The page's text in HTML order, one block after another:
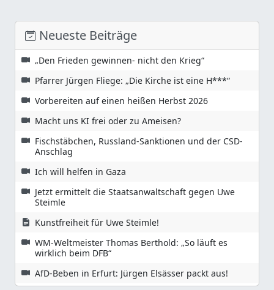
Neueste Beiträge
„Den Frieden gewinnen- nicht den Krieg“
Pfarrer Jürgen Fliege: „Die Kirche ist eine H***“
Vorbereiten auf einen heißen Herbst 2026
Macht uns KI frei oder zu Ameisen?
Fischstäbchen, Russland-Sanktionen und der CSD-
Anschlag
Ich will helfen in Gaza
Jetzt ermittelt die Staatsanwaltschaft gegen Uwe
Steimle
Kunstfreiheit für Uwe Steimle!
WM-Weltmeister Thomas Berthold: „So läuft es
wirklich beim DFB“
AfD-Beben in Erfurt: Jürgen Elsässer packt aus!